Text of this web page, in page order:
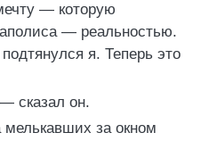
— которую
— реальностью.
я. Теперь это
сказал он.
мелькавших за окном